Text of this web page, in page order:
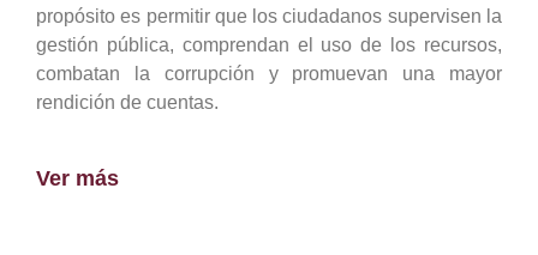
propósito es permitir que los ciudadanos supervisen la
gestión pública, comprendan el uso de los recursos,
combatan la corrupción y promuevan una mayor
rendición de cuentas.
Ver más